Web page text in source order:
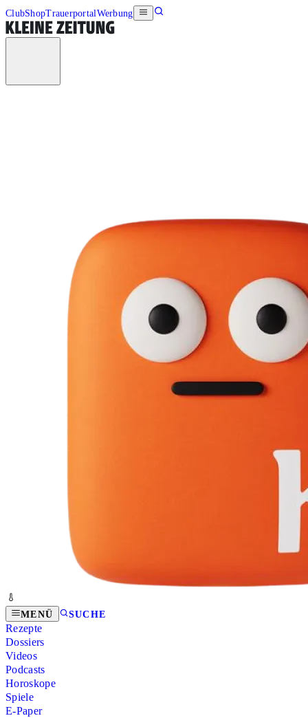
ClubShopTrauerportalWerbung
MENÜ SUCHE
Rezepte
Dossiers
Videos
Podcasts
Horoskope
Spiele
E-Paper